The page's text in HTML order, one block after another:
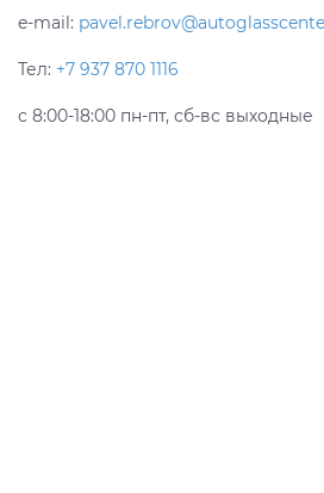
e-mail:
Тел: +7 937 870 1116
с 8:00-18:00 пн-пт, сб-вс выходные